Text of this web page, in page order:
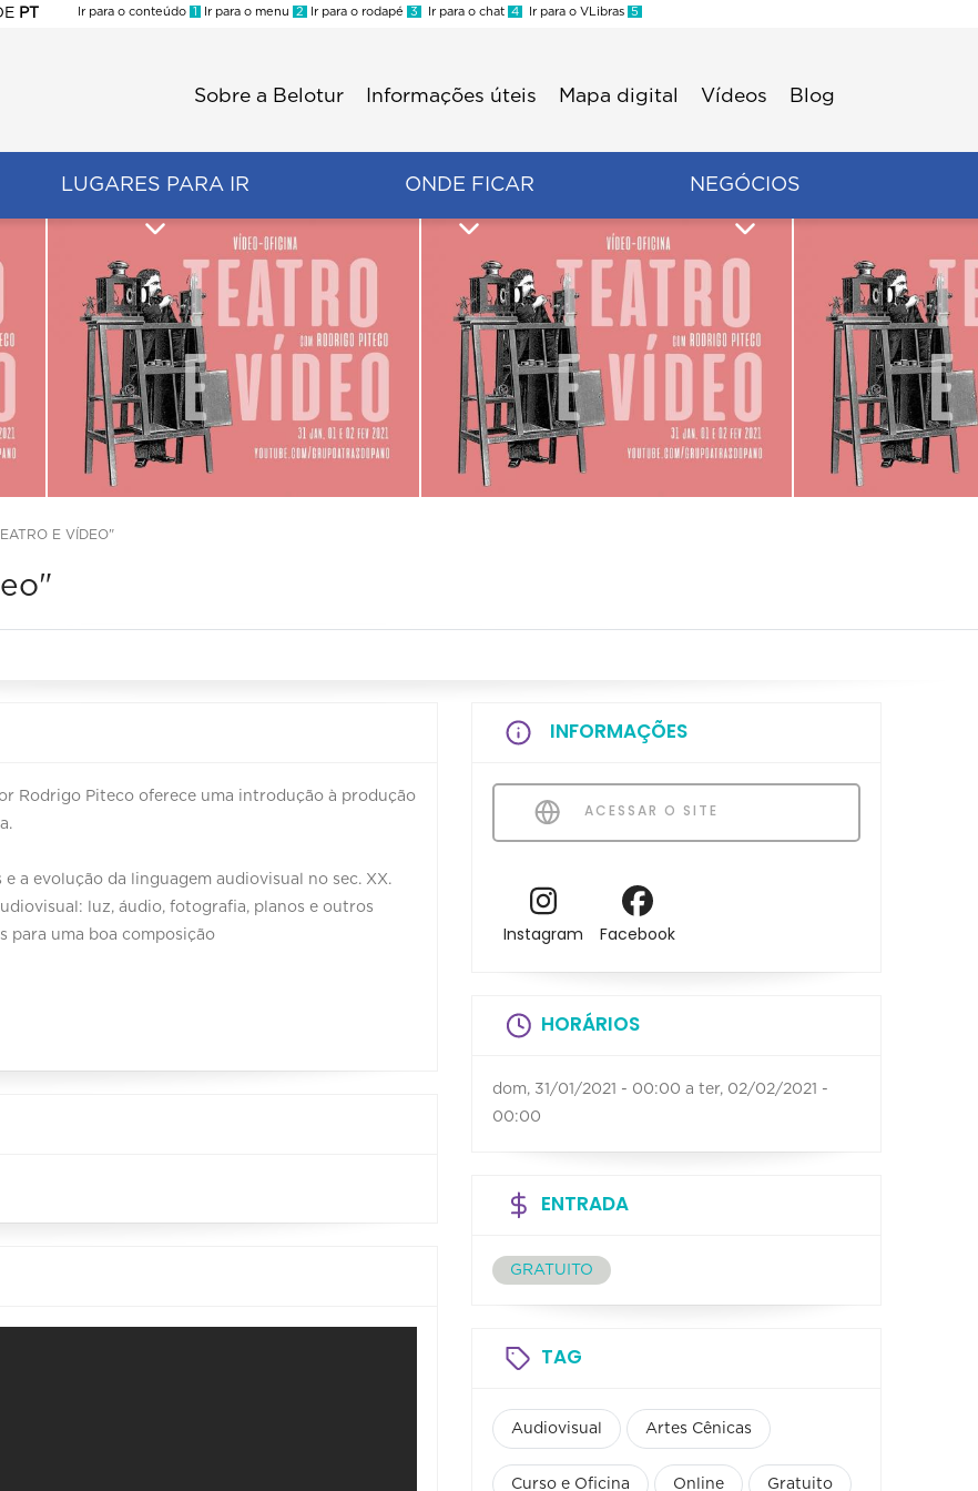
PT
Ir para o conteúdo 1 Ir para o menu 2 Ir para o rodapé 3 Ir para o chat 4 Ir para o VLibras 5
Sobre a Belotur Informações úteis Mapa digital Vídeos Blog
LUGARES PARA IR ONDE FICAR NEGÓCIOS
E VÍDEO"
Rodrigo Piteco oferece uma introdução à produção
a evolução da linguagem audiovisual no sec. XX.
luz, áudio, fotografia, planos e outros
para uma boa composição
INFORMAÇÕES
ACESSAR O SITE
Instagram Facebook
HORÁRIOS
dom, 31/01/2021 - 00:00 a ter, 02/02/2021 -
00:00
ENTRADA
GRATUITO
TAG
Audiovisual Artes Cênicas
Curso e Oficina Online Gratuito